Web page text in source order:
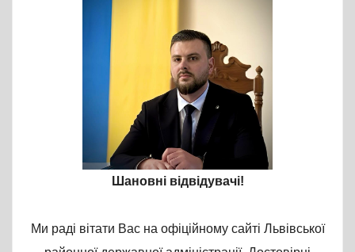
Шановні відвідувачі!
Ми раді вітати Вас на офіційному сайті Львівської